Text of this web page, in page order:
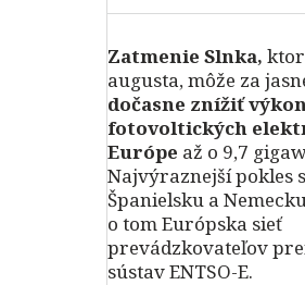
Zatmenie Slnka,
augusta, môže za
dočasne znížiť
fotovoltických
Európe až o 9,7
Najvýraznejší pokles
Španielsku a
o tom Európska sieť
prevádzkovateľov
sústav ENTSO-E.